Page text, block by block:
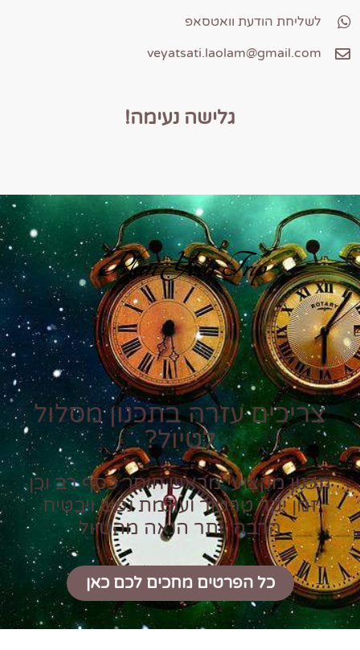
לשליחת הודעת וואטסאפ
veyatsati.laolam@gmail.com
גלישה נעימה!
Plan Your Trip
צריכים עזרה בתכנון מסלול
לטיול?
תכנון מקצועי מראש חוסך כסף רב וכן
זמן יקר טרטור ועוגמת נפש ויבטיח
הרבה יותר הנאה מהטיול
כל הפרטים מחכים לכם כאן